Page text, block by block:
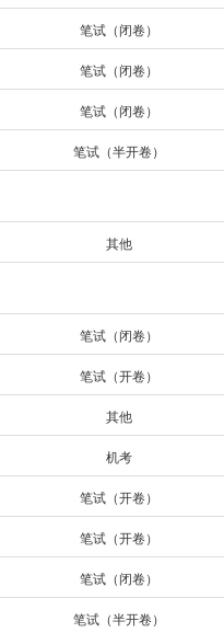
笔试（闭卷）
笔试（闭卷）
笔试（闭卷）
笔试（半开卷）
其他
笔试（闭卷）
笔试（开卷）
其他
机考
笔试（开卷）
笔试（开卷）
笔试（闭卷）
笔试（半开卷）